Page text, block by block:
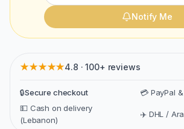
Notify Me
★★★★★4.8 · 100+ reviews
🔒Secure checkout
💳 PayPal
💵 Cash on delivery
(Lebanon)
✈️ DHL /